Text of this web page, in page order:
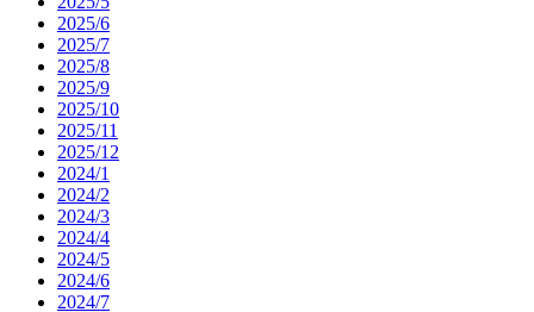
2025/6
2025/7
2025/8
2025/9
2025/10
2025/11
2025/12
2024/1
2024/2
2024/3
2024/4
2024/5
2024/6
2024/7